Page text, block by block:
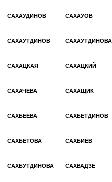
САХАУДИНОВ САХАУОВ
САХАУТДИНОВ САХАУТДИНОВА
САХАЦКАЯ САХАЦКИЙ
САХАЧЕВА САХАЩИК
САХБЕЕВА САХБЕТДИНОВ
САХБЕТОВА САХБИЕВ
САХБУТДИНОВА САХВАДЗЕ